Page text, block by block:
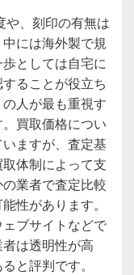
や、刻印の有無は
には海外製で規
としては自宅に
ることが役立ち
人が最も重視す
買取価格につい
ますが、査定基
体制によって支
業者で査定比較
性があります。
ブサイトなどで
は透明性が高
と評判です。